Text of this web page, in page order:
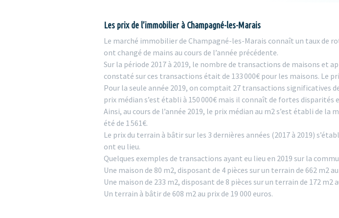
Les prix de l’immobilier à Champagné-les-Marais
Le marché immobilier de Champagné-les-Marais connaît un taux de
ont changé de mains au cours de l’année précédente.
Sur la période 2017 à 2019, le nombre de transactions de maisons et
constaté sur ces transactions était de 133 000€ pour les maisons. Le
Pour la seule année 2019, on comptait 27 transactions significatives
prix médian s’est établi à 150 000€ mais il connaît de fortes disparités
Ainsi, au cours de l’année 2019, le prix médian au m2 s’est établi de
été de 1 561€.
Le prix du terrain à bâtir sur les 3 dernières années (2017 à 2019)
ont eu lieu.
Quelques exemples de transactions ayant eu lieu en 2019 sur la
Une maison de 80 m2, disposant de 4 pièces sur un terrain de 662 m2
Une maison de 233 m2, disposant de 8 pièces sur un terrain de 172 m2
Un terrain à bâtir de 608 m2 au prix de 19 000 euros.